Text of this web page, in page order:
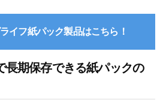
イフ紙パック製品はこちら！
長期保存できる紙パックの